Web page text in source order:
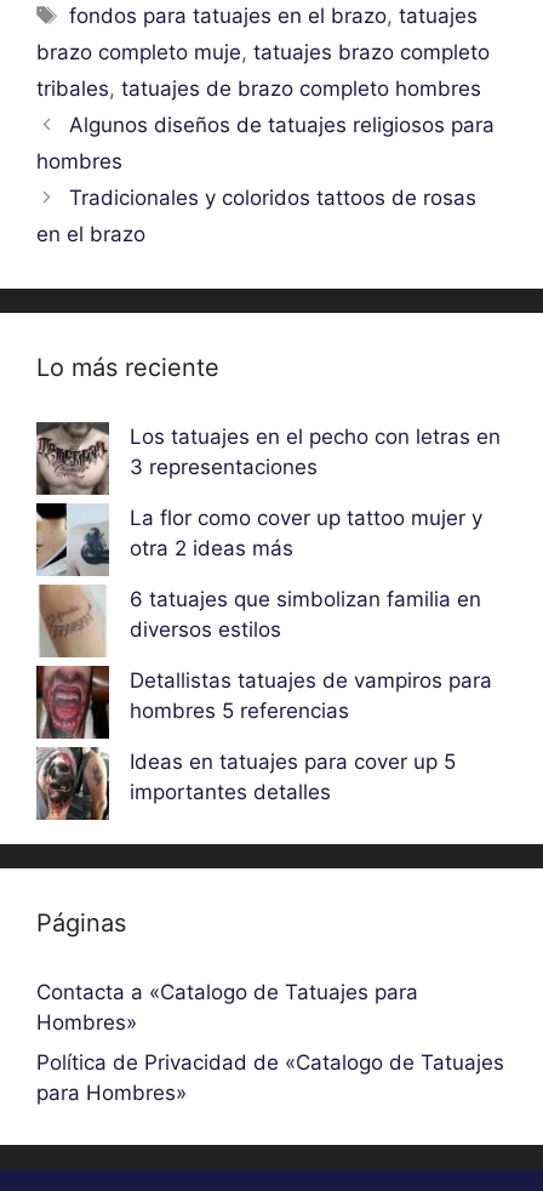
Etiquetas
fondos para tatuajes en el brazo,tatuajes
brazo completo muje, tatuajes brazo completo
tribales, tatuajes de brazo completo hombres
Algunos diseños de tatuajes religiosos para
hombres
Tradicionales y coloridos tattoos de rosas
en el brazo
Lo más reciente
Los tatuajes en el pecho con letras en
3 representaciones
La flor como cover up tattoo mujer y
otra 2 ideas más
6 tatuajes que simbolizan familia en
diversos estilos
Detallistas tatuajes de vampiros para
hombres 5 referencias
Ideas en tatuajes para cover up 5
importantes detalles
Páginas
Contacta a «Catalogo de Tatuajes para
Hombres»
Política de Privacidad de «Catalogo de Tatuajes
para Hombres»